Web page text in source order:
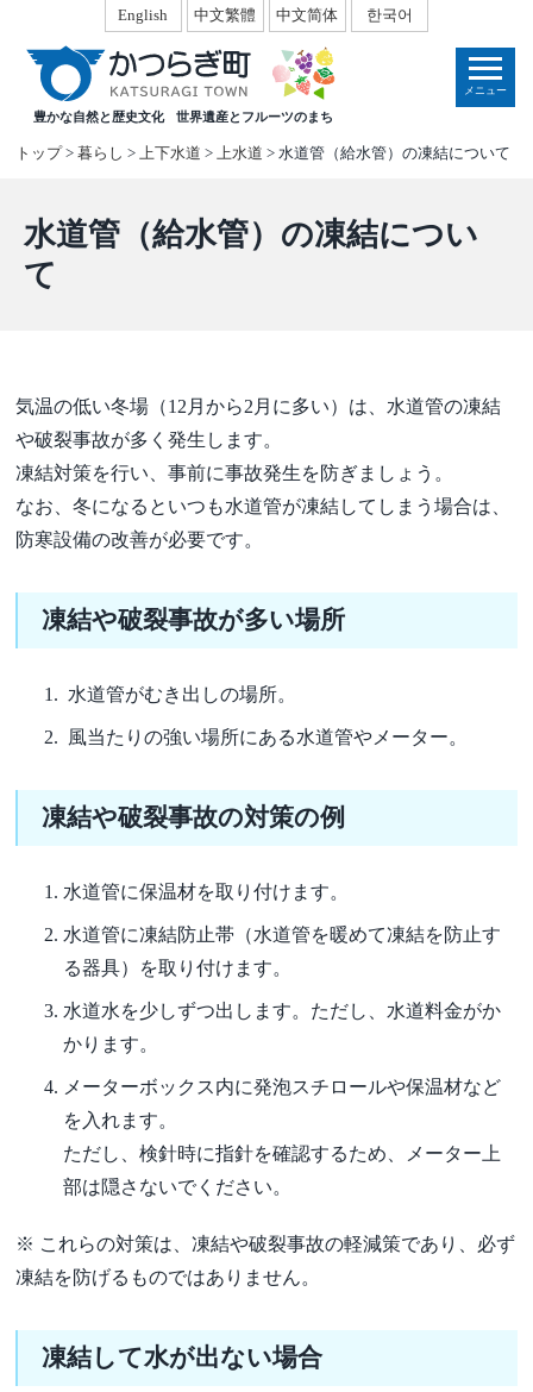
豊かな自然と歴史文化 世界遺産とフルーツのまち
English 中文繁體 中文简体 한국어
メニュー
トップ>暮らし > 上下水道 > 上水道 > 水道管（給水管）の凍結について
水道管（給水管）の凍結につい
て
気温の低い冬場（12月から2月に多い）は、水道管の凍結
や破裂事故が多く発生します。
凍結対策を行い、事前に事故発生を防ぎましょう。
なお、冬になるといつも水道管が凍結してしまう場合は、
防寒設備の改善が必要です。
凍結や破裂事故が多い場所
水道管がむき出しの場所。
風当たりの強い場所にある水道管やメーター。
凍結や破裂事故の対策の例
水道管に保温材を取り付けます。
水道管に凍結防止帯（水道管を暖めて凍結を防止す
る器具）を取り付けます。
水道水を少しずつ出します。ただし、水道料金がか
かります。
メーターボックス内に発泡スチロールや保温材など
を入れます。
ただし、検針時に指針を確認するため、メーター上
部は隠さないでください。
※ これらの対策は、凍結や破裂事故の軽減策であり、必ず
凍結を防げるものではありません。
凍結して水が出ない場合